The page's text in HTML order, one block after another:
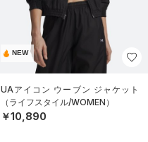
NEW
UAアイコン ウーブン ジャケット
（ライフスタイル/WOMEN）
￥10,890